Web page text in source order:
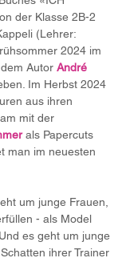
der Klasse 2B-2
(Lehrer:
2024 im
Autor André
Im Herbst 2024
aus ihren
mit der
als Papercuts
man im neuesten
um junge Frauen,
- als Model
es geht um junge
ihrer Trainer